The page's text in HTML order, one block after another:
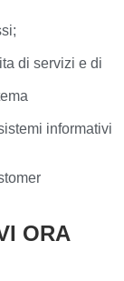
di servizi e di
informativi
ORA